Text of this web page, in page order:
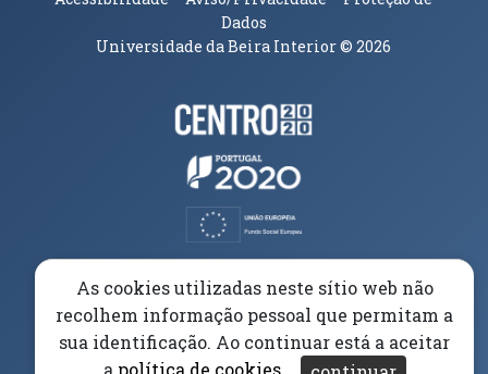
Dados
Universidade da Beira Interior© 2026
Parceiros e Financiadores
(abre em nova janela)
As cookies utilizadas neste sítio web não
recolhem informação pessoal que permitam a
sua identificação. Ao continuar está a aceitar